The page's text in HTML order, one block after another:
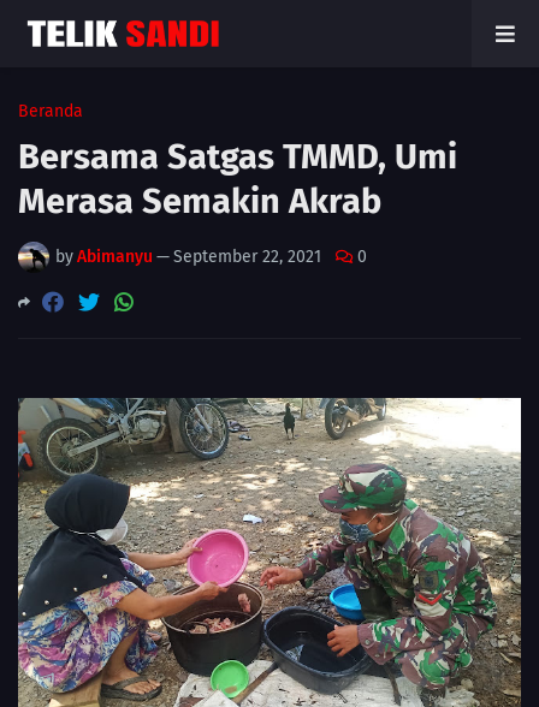
Beranda
Bersama Satgas TMMD, Umi
Merasa Semakin Akrab
byAbimanyu —September 22, 2021 0